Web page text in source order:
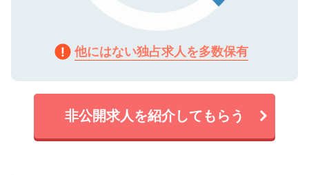
他にはない独占求人を多数保有
非公開求人を紹介してもらう